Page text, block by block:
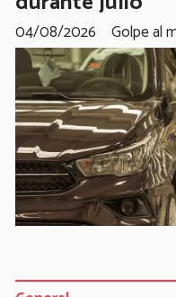
Golpe al
04/08/2026